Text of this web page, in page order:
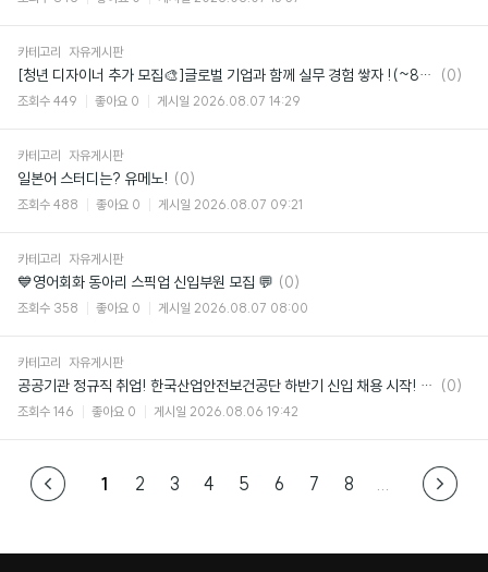
카테고리 자유게시판
[청년 디자이너 추가 모집🎨]글로벌 기업과 함께 실무 경험 쌓자 !(~8/14 마감)
댓
(0)
조회수 449 좋아요 0 게시일 2026.08.07 14:29
카테고리 자유게시판
일본어 스터디는? 유메노! 댓
글
(0)
조회수 488 좋아요 0 게시일 2026.08.07 09:21
카테고리 자유게시판
💙영어회화 동아리 스픽업 신입부원 모집 💬 댓
글
(0)
조회수 358 좋아요 0 게시일 2026.08.07 08:00
카테고리 자유게시판
공공기관 정규직 취업! 한국산업안전보건공단 하반기 신입 채용 시작! (~8/24) 댓
(0)
조회수 146 좋아요 0 게시일 2026.08.06 19:42
1 2 3 4 5 6 7 8